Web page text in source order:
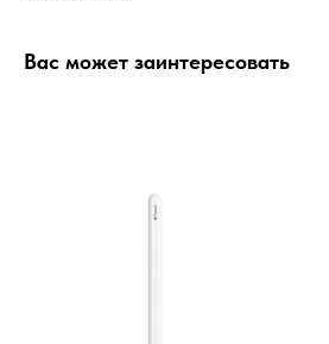
Вас может заинтересовать